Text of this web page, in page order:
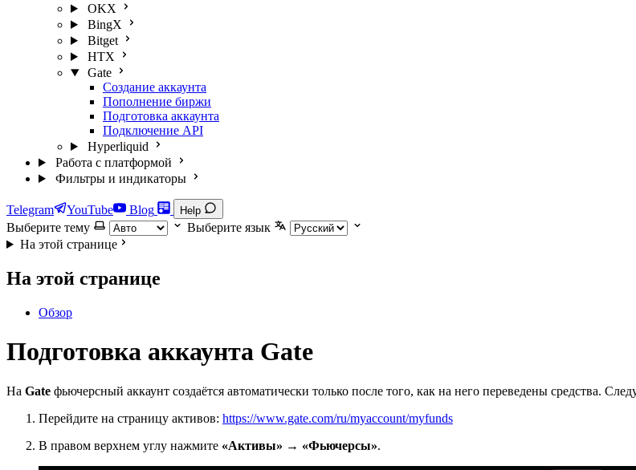
OKX
BingX
Bitget
HTX
Gate
Создание аккаунта
Пополнение биржи
Подготовка аккаунта
Подключение API
Hyperliquid
Работа с платформой
Фильтры и индикаторы
Telegram YouTube Blog Help
Выберите тему
Выберите язык
На этой странице
На этой странице
Обзор
Подготовка аккаунта Gate
На Gate фьючерсный аккаунт создаётся автоматически только после того, как на него переведены средства.
Перейдите на страницу активов: https://www.gate.com/ru/myaccount/myfunds
В правом верхнем углу нажмите «Активы» → «Фьючерсы».